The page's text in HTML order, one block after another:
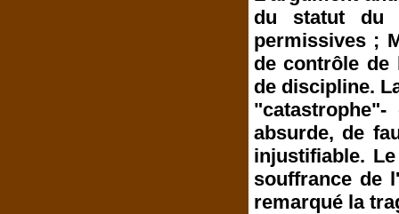
du statut du
permissives ;
de contrôle de
de discipline.
absurde, de
injustifiable.
souffrance de
remarqué la